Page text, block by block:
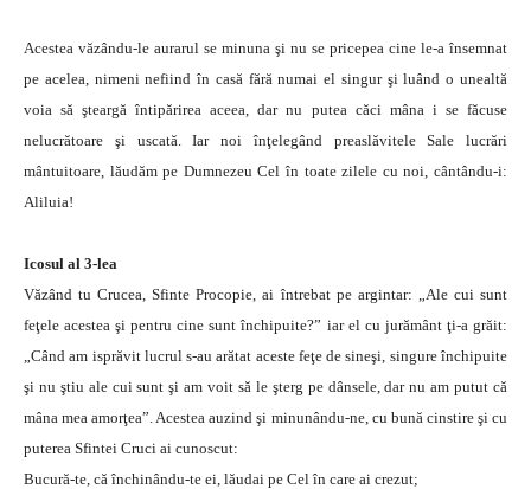
Acestea văzându-le aurarul se minuna şi nu se pricepea cine le-a însemnat
pe acelea, nimeni nefiind în casă fără numai el singur şi luând o unealtă
voia să şteargă întipărirea aceea, dar nu putea căci mâna i se făcuse
nelucrătoare şi uscată. Iar noi înţelegând preaslăvitele Sale lucrări
mântuitoare, lăudăm pe Dumnezeu Cel în toate zilele cu noi, cântându-i:
Aliluia!
Icosul al 3-lea
Văzând tu Crucea, Sfinte Procopie, ai întrebat pe argintar: „Ale cui sunt
feţele acestea şi pentru cine sunt închipuite?” iar el cu jurământ ţi-a grăit:
„Când am isprăvit lucrul s-au arătat aceste feţe de sineşi, singure închipuite
şi nu ştiu ale cui sunt şi am voit să le şterg pe dânsele, dar nu am putut că
mâna mea amorţea”. Acestea auzind şi minunându-ne, cu bună cinstire şi cu
puterea Sfintei Cruci ai cunoscut:
Bucură-te, că închinându-te ei, lăudai pe Cel în care ai crezut;